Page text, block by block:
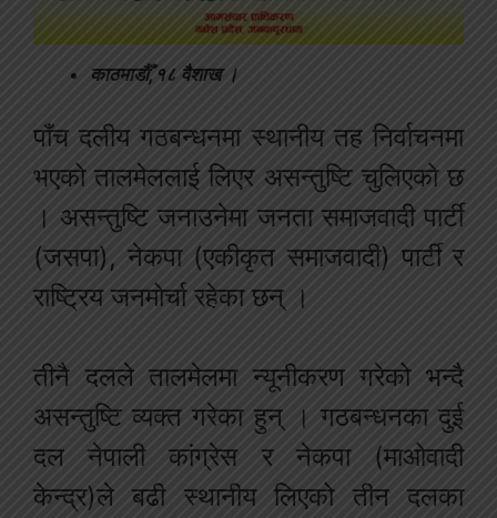
काठमाडौँ,१८ वैशाख ।
पाँच दलीय गठबन्धनमा स्थानीय तह निर्वाचनमा
भएको तालमेललाई लिएर असन्तुष्टि चुलिएको छ
। असन्तुष्टि जनाउनेमा जनता समाजवादी पार्टी
(जसपा), नेकपा (एकीकृत समाजवादी) पार्टी र
राष्ट्रिय जनमोर्चा रहेका छन् ।
तीनै दलले तालमेलमा न्यूनीकरण गरेको भन्दै
असन्तुष्टि व्यक्त गरेका हुन् । गठबन्धनका दुई
दल नेपाली कांग्रेस र नेकपा (माओवादी
केन्द्र)ले बढी स्थानीय लिएको तीन दलका